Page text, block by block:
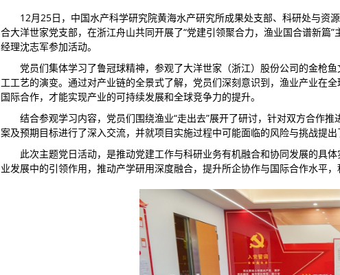
12月25日，中国水产科学研究院黄海水产研究所成果处支部、科研处与
合大洋世家党支部，在浙江舟山共同开展了“党建引领聚合力，渔业国合谱新篇
经理沈志军参加活动。
党员们集体学习了鲁冠球精神，参观了大洋世家（浙江）股份公司的金枪
工工艺的演变。通过对产业链的全景式了解，党员们深刻意识到，渔业产业在
国际合作，才能实现产业的可持续发展和全球竞争力的提升。
结合参观学习内容，党员们围绕渔业“走出去”展开了研讨，针对双方合作
案及预期目标进行了深入交流，并就项目实施过程中可能面临的风险与挑战提
此次主题党日活动，是推动党建工作与科研业务有机融合和协同发展的具
业发展中的引领作用，推动产学研用深度融合，提升所企协作与国际合作水平